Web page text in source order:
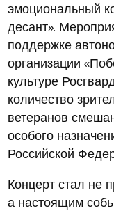
эмоциональный
десант».
поддержке
организации
культуре
количество
ветеранов
особого
Российской
Концерт стал не
а настоящим